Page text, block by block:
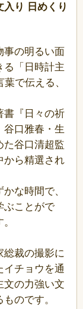
入り 日めくり
事の明るい面
る「日時計主
で伝える、
書『日々の祈
谷口雅春・生
た谷口清超監
から精選され
な時間で、
ぶことがで
総裁の撮影に
イチョウを通
文の力強い文
のです。